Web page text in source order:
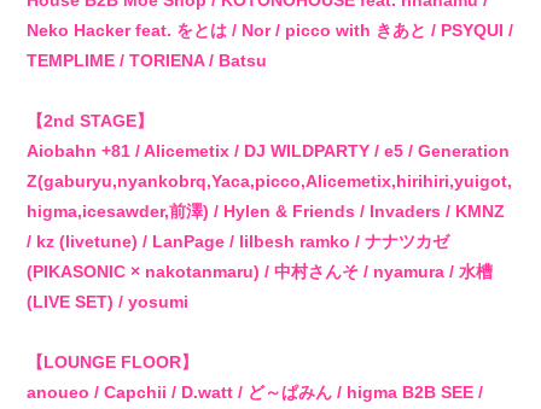
STORE
Neko Hacker feat. をとは / Nor / picco with きあと / PSYQUI /
TEMPLIME / TORIENA / Batsu
【2nd STAGE】
Aiobahn +81 / Alicemetix / DJ WILDPARTY / e5 / Generation
Z(gaburyu,nyankobrq,Yaca,picco,Alicemetix,hirihiri,yuigot,
higma,icesawder,前澤) / Hylen & Friends / Invaders / KMNZ
/ kz (livetune) / LanPage / lilbesh ramko / ナナツカゼ
(PIKASONIC × nakotanmaru) / 中村さんそ / nyamura / 水槽
(LIVE SET) / yosumi
【LOUNGE FLOOR】
anoueo / Capchii / D.watt / ど～ぱみん / higma B2B SEE /